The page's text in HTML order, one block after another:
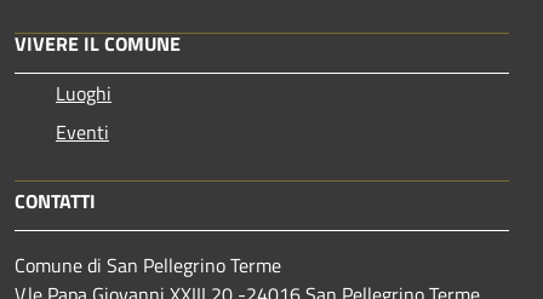
VIVERE IL COMUNE
Luoghi
Eventi
CONTATTI
Comune di San Pellegrino Terme